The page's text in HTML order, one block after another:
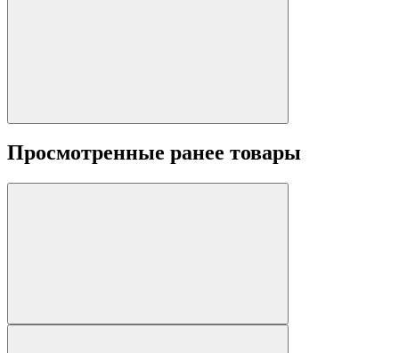
Просмотренные ранее товары